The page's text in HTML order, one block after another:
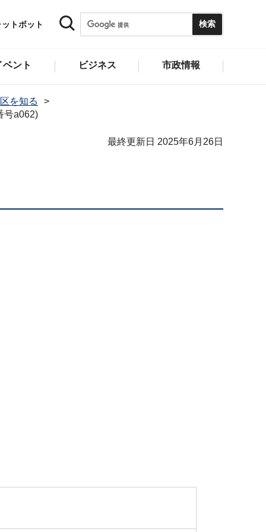
トボット
ント ビジネス 市政情報
を知る
号a062)
最終更新日 2025年6月26日